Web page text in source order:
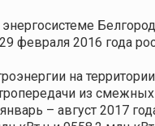
февраля 2016 года
на
из смежных
– август 2017